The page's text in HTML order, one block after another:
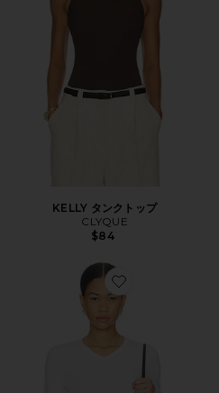
KELLY タンクトップ
CLYQUE
$84
Favorite OLIVIA 長袖